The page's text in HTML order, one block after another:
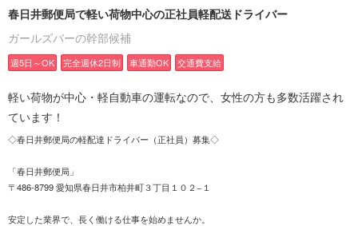
春日井郵便局で軽い荷物中心の正社員軽配送ドライバー
ガールズバーの幹部候補
週5日～OK 完全週休2日制 車通勤OK 交通費支給
軽い荷物が中心・軽自動車の運転なので、女性の方も多数活躍され
ています！
◇春日井郵便局の軽配達ドライバー（正社員）募集◇
「春日井郵便局」
〒486-8799 愛知県春日井市柏井町３丁目１０２−１
安定した業界で、長く働ける仕事を始めませんか。